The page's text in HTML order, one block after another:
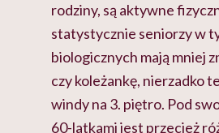
rodziny, są aktywne
statystycznie seniorzy w
biologicznych mają mniej
czy koleżankę, nierzadko
windy na 3. piętro. Pod
60-latkami jest przecież